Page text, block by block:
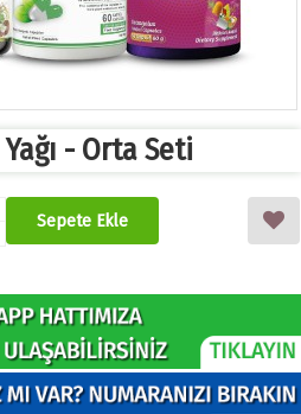
Yağı - Orta Seti
Sepete Ekle